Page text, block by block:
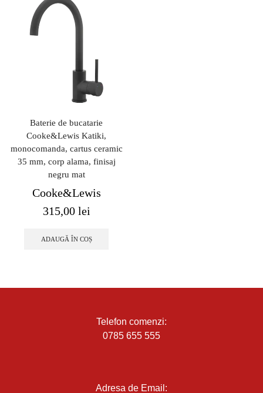
Baterie de bucatarie
Cooke&Lewis Katiki,
monocomanda, cartus ceramic
35 mm, corp alama, finisaj
negru mat
Cooke&Lewis
315,00 lei
ADAUGĂ ÎN COȘ
Telefon comenzi:
0785 655 555
Adresa de Email: